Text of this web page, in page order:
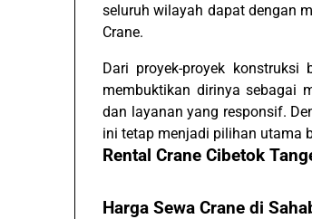
seluruh wilayah dapat dengan
Crane.
Dari proyek-proyek
membuktikan dirinya sebagai
dan layanan yang responsif.
ini tetap menjadi pilihan utama
Rental Crane Cibetok
Harga Sewa Crane di